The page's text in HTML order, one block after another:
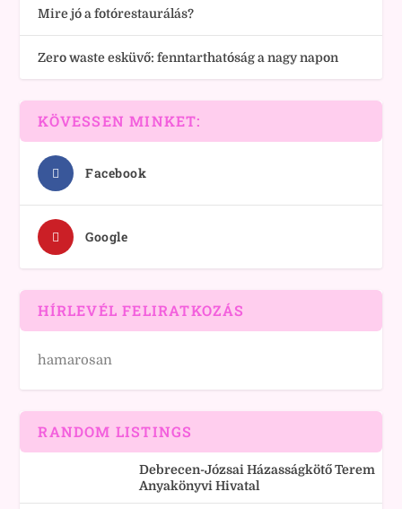
Mire jó a fotórestaurálás?
Zero waste esküvő: fenntarthatóság a nagy napon
KÖVESSEN MINKET:
Facebook
Google
HÍRLEVÉL FELIRATKOZÁS
hamarosan
RANDOM LISTINGS
Debrecen-Józsai Házasságkötő Terem
Anyakönyvi Hivatal